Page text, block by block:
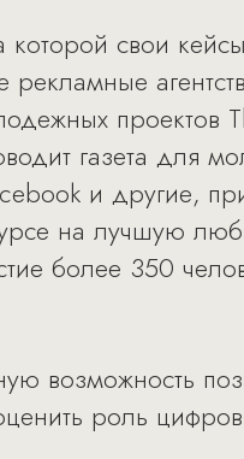
свои
проектов
газета для
и другие,
на лучшую
более 350
возможность
роль